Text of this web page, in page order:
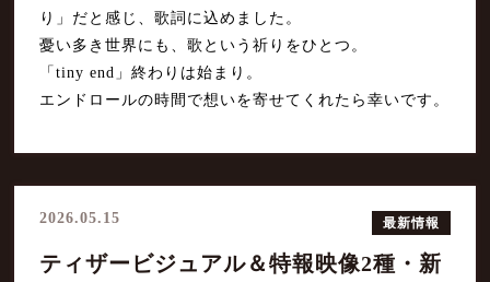
り」だと感じ、歌詞に込めました。
憂い多き世界にも、歌という祈りをひとつ。
「tiny end」終わりは始まり。
エンドロールの時間で想いを寄せてくれたら幸いです。
2026.05.15 最新情報
ティザービジュアル＆特報映像2種・新